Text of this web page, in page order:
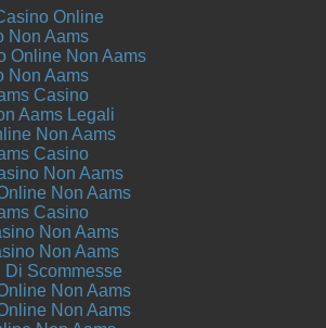
Online
Non Aams
Online Non Aams
Non Aams
Casino
Aams Legali
Non Aams
Casino
Non Aams
Non Aams
Casino
Non Aams
Non Aams
Di Scommesse
Non Aams
Non Aams